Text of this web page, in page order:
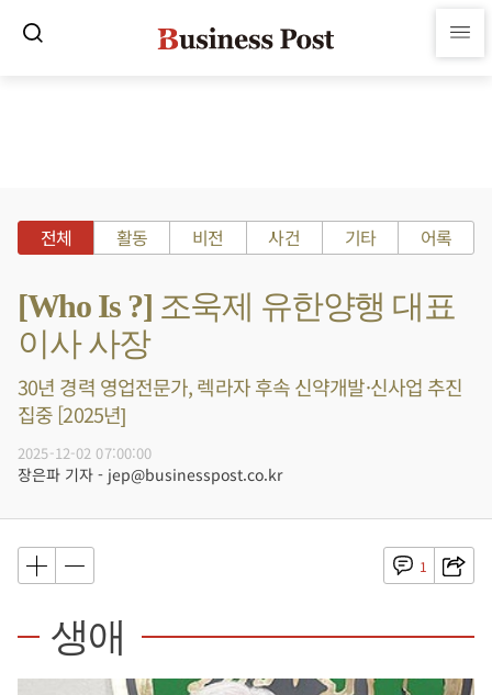
전체 활동 비전 사건 기타 어록
[Who Is ?] 조욱제 유한양행 대표
이사 사장
30년 경력 영업전문가, 렉라자 후속 신약개발·신사업 추진
집중 [2025년]
2025-12-02 07:00:00
장은파 기자 - jep@businesspost.co.kr
1
생애